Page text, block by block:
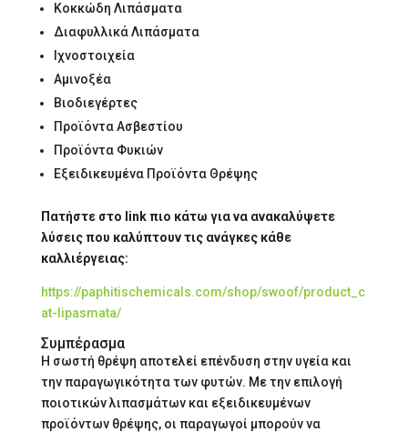
Κοκκώδη Λιπάσματα
Διαφυλλικά Λιπάσματα
Ιχνοστοιχεία
Αμινοξέα
Βιοδιεγέρτες
Προϊόντα Ασβεστίου
Προϊόντα Φυκιών
Εξειδικευμένα Προϊόντα Θρέψης
Πατήστε στο link πιο κάτω για να ανακαλύψετε
λύσεις που καλύπτουν τις ανάγκες κάθε
καλλιέργειας:
https://paphitischemicals.com/shop/swoof/product_c
at-lipasmata/
Συμπέρασμα
Η σωστή θρέψη αποτελεί επένδυση στην υγεία και
την παραγωγικότητα των φυτών. Με την επιλογή
ποιοτικών λιπασμάτων και εξειδικευμένων
προϊόντων θρέψης, οι παραγωγοί μπορούν να